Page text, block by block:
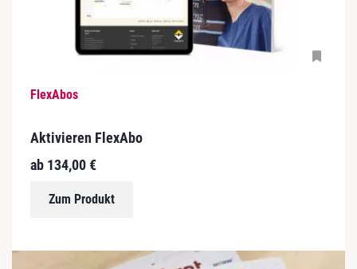
FlexAbos
Aktivieren FlexAbo
ab 134,00€
Zum Produkt